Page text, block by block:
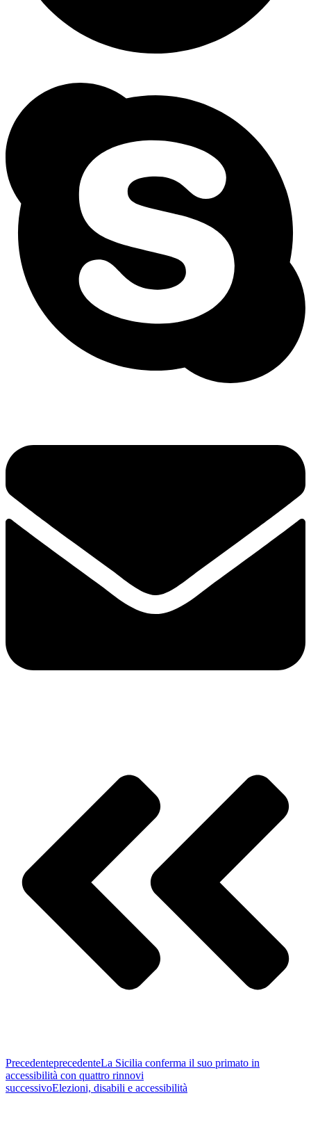
PrecedenteprecedenteLa Sicilia conferma il suo primato in
accessibilità con quattro rinnovi
successivoElezioni, disabili e accessibilità